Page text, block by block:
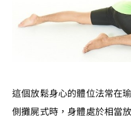
這個放鬆身心的體位法常在
側攤屍式時，身體處於相當